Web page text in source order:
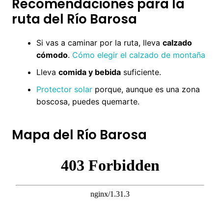
Recomendaciones para la
ruta del Río Barosa
Si vas a caminar por la ruta, lleva calzado
cómodo. Cómo elegir el calzado de montaña
Lleva comida y bebidasuficiente.
Protector solarporque, aunque es una zona
boscosa, puedes quemarte.
Mapa del Río Barosa